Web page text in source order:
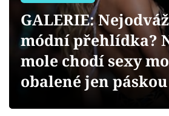
Videa
Sledujte prima+
GALERIE:
módní přehlídka?
mole chodí sexy
obalené jen